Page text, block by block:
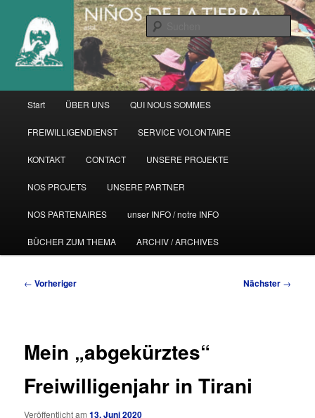
primären
Inhalt
springen
Start ÜBER UNS QUI NOUS SOMMES
FREIWILLIGENDIENST SERVICE VOLONTAIRE
KONTAKT CONTACT UNSERE PROJEKTE
NOS PROJETS UNSERE PARTNER
NOS PARTENAIRES unser INFO / notre INFO
BÜCHER ZUM THEMA ARCHIV / ARCHIVES
Beitragsnavigation
← Vorheriger Nächster →
Mein „abgekürztes“
Freiwilligenjahr in Tirani
Veröffentlicht am13. Juni 2020